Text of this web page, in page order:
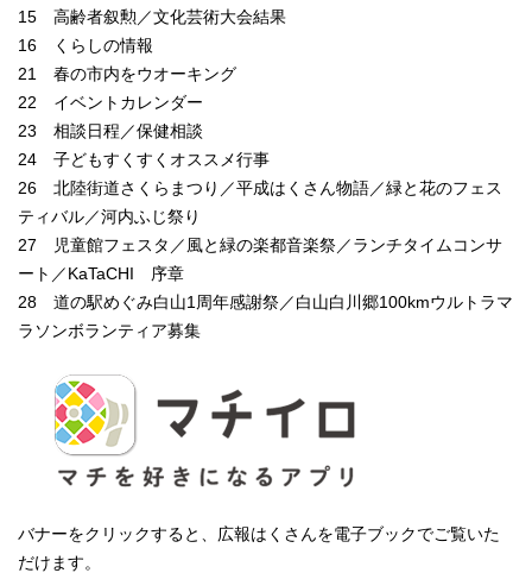
15 高齢者叙勲／文化芸術大会結果
16 くらしの情報
21 春の市内をウオーキング
22 イベントカレンダー
23 相談日程／保健相談
24 子どもすくすくオススメ行事
26 北陸街道さくらまつり／平成はくさん物語／緑と花のフェス
ティバル／河内ふじ祭り
27 児童館フェスタ／風と緑の楽都音楽祭／ランチタイムコンサ
ート／KaTaCHI 序章
28 道の駅めぐみ白山1周年感謝祭／白山白川郷100kmウルトラマ
ラソンボランティア募集
バナーをクリックすると、広報はくさんを電子ブックでご覧いた
だけます。